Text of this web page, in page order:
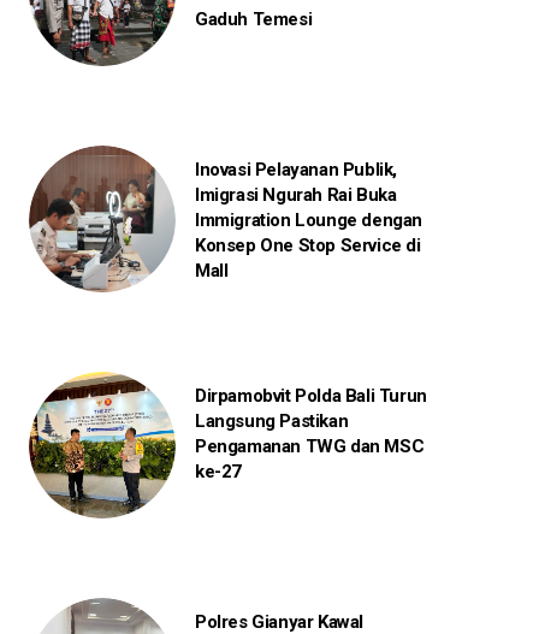
Gaduh Temesi
Inovasi Pelayanan Publik,
Imigrasi Ngurah Rai Buka
Immigration Lounge dengan
Konsep One Stop Service di
Mall
Dirpamobvit Polda Bali Turun
Langsung Pastikan
Pengamanan TWG dan MSC
ke-27
Polres Gianyar Kawal